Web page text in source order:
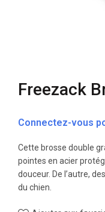
Freezack
Connectez-vous
Cette brosse double
pointes en acier
douceur. De l’autre,
du chien.